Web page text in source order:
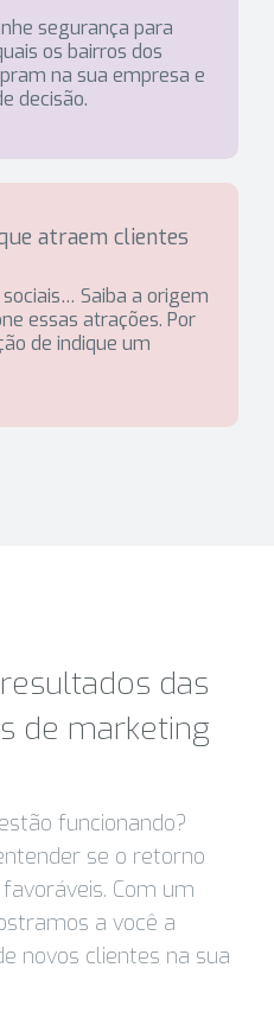
segurança para
os bairros dos
na sua empresa e
decisão.
atraem clientes
Saiba a origem
essas atrações. Por
de indique um
das
de marketing
funcionando?
se o retorno
Com um
a você a
novos clientes na sua